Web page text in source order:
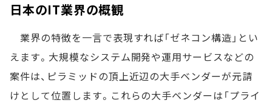
日本のIT業界の概観
業界の特徴を一言で表現すれば「ゼネコン構造」とい
えます。大規模なシステム開発や運用サービスなどの
案件は、ピラミッドの頂上近辺の大手ベンダーが元請
けとして位置します。これらの大手ベンダーは「プライ